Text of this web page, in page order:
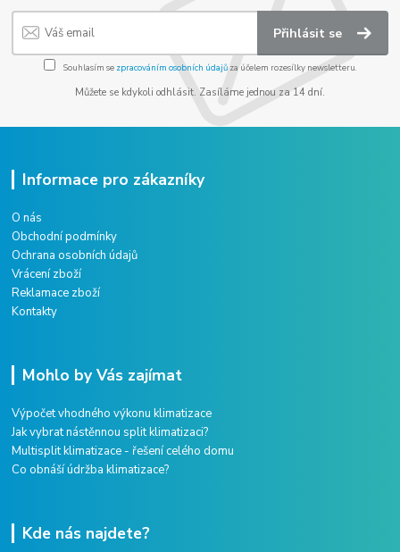
Přihlásit se
Souhlasím se zpracováním osobních údajůza účelem rozesílky newsletteru.
Můžete se kdykoli odhlásit. Zasíláme jednou za 14 dní.
Informace pro zákazníky
O nás
Obchodní podmínky
Ochrana osobních údajů
Vrácení zboží
Reklamace zboží
Kontakty
Mohlo by Vás zajímat
Výpočet vhodného výkonu klimatizace
Jak vybrat nástěnnou split klimatizaci?
Multisplit klimatizace - řešení celého domu
Co obnáší údržba klimatizace?
Kde nás najdete?